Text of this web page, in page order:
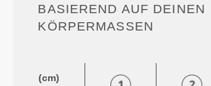
ASIEREND AUF DEINEN K
ÖRPERMASSEN
(cm)